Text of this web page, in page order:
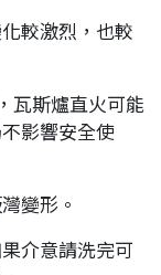
較激烈，也較
瓦斯爐直火可能
影響安全使
變形。
介意請洗完可